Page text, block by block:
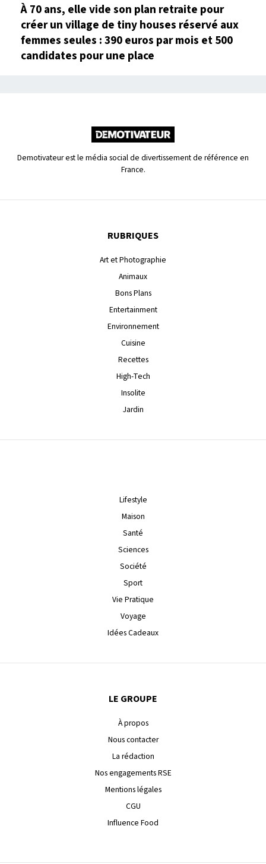
À 70 ans, elle vide son plan retraite pour
créer un village de tiny houses réservé aux
femmes seules : 390 euros par mois et 500
candidates pour une place
Demotivateur est le média social de divertissement de référence en
France.
RUBRIQUES
Art et Photographie
Animaux
Bons Plans
Entertainment
Environnement
Cuisine
Recettes
High-Tech
Insolite
Jardin
Lifestyle
Maison
Santé
Sciences
Société
Sport
Vie Pratique
Voyage
Idées Cadeaux
LE GROUPE
À propos
Nous contacter
La rédaction
Nos engagements RSE
Mentions légales
CGU
Influence Food